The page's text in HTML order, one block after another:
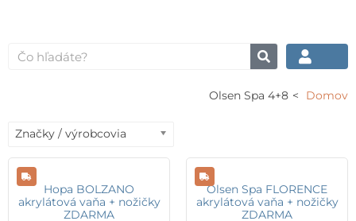
r
Vyhľadať
Domov
Olsen Spa 4+8
Značky / výrobcovia
Hopa BOLZANO
akrylátová vaňa + nožičky
ZDARMA
Olsen Spa FLORENCE
akrylátová vaňa + nožičky
ZDARMA